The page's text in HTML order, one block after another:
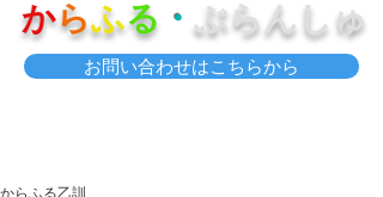
からふる ・ ぶらんしゅ
お問い合わせはこちらから
からふる乙訓